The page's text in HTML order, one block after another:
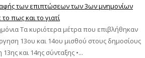
των επιπτώσεων των 3ων μνημονίων
πως και το γιατί
Τα κυριότερα μέτρα που επιβλήθηκαν
13ου και 14ου μισθού στους δημοσίους
και 14ης σύνταξης •...